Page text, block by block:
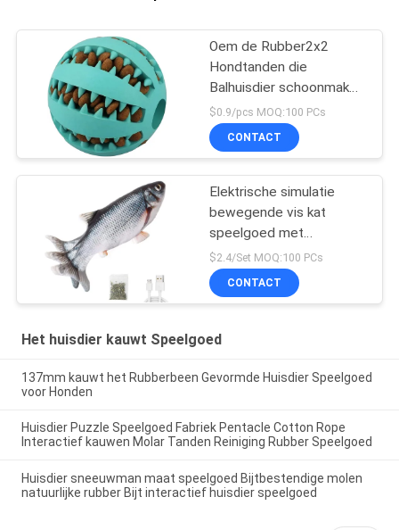
Oem de Rubber2x2
Hondtanden die
Balhuisdier schoonmaken
kauwen Speelgoed
$0.9/pcs MOQ:100 PCs
CONTACT
Elektrische simulatie
bewegende vis kat
speelgoed met
kattenkruid
$2.4/Set MOQ:100 PCs
CONTACT
Het huisdier kauwt Speelgoed
137mm kauwt het Rubberbeen Gevormde Huisdier Speelgoed
voor Honden
Huisdier Puzzle Speelgoed Fabriek Pentacle Cotton Rope
Interactief kauwen Molar Tanden Reiniging Rubber Speelgoed
Huisdier sneeuwman maat speelgoed Bijtbestendige molen
natuurlijke rubber Bijt interactief huisdier speelgoed